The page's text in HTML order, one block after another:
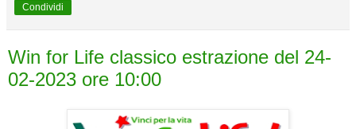
Condividi
Win for Life classico estrazione del 24-
02-2023 ore 10:00